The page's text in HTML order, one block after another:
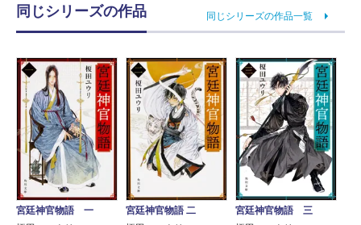
同じシリーズの作品 同じシリーズの作品一覧
宮廷神官物語 一
宮廷神官物語 二
宮廷神官物語 三